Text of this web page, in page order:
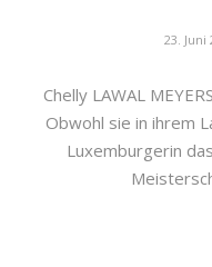
23. Juni
Chelly LAWAL
Obwohl sie in ihrem
Luxemburgerin